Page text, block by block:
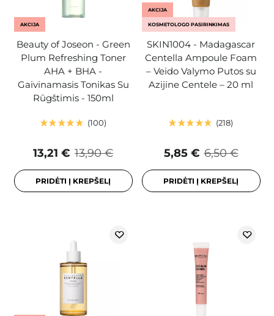
AKCIJA
Beauty of Joseon - Green
Plum Refreshing Toner
AHA + BHA -
Gaivinamasis Tonikas Su
Rūgštimis - 150ml
100
13,90 €
13,21 €
PRIDĖTI Į KREPŠELĮ
AKCIJA
KOSMETOLOGO PASIRINKIMAS
SKIN1004 - Madagascar
Centella Ampoule Foam
– Veido Valymo Putos su
Azijine Centele – 20 ml
218
6,50 €
5,85 €
PRIDĖTI Į KREPŠELĮ